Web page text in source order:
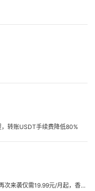
转账USDT手续费降低80%
、韩国CN2、日本优化、美国优化；国内VPS不限流量